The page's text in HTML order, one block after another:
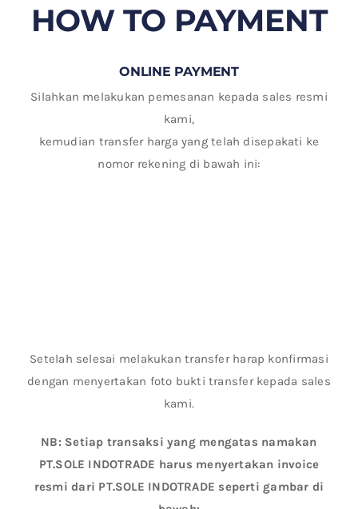
HOW TO PAYMENT
ONLINE PAYMENT
Silahkan melakukan pemesanan kepada sales resmi
kami,
kemudian transfer harga yang telah disepakati ke
nomor rekening di bawah ini:
Setelah selesai melakukan transfer harap konfirmasi
dengan menyertakan foto bukti transfer kepada sales
kami.
NB: Setiap transaksi yang mengatas namakan
PT.SOLE INDOTRADE harus menyertakan invoice
resmi dari PT.SOLE INDOTRADE seperti gambar di